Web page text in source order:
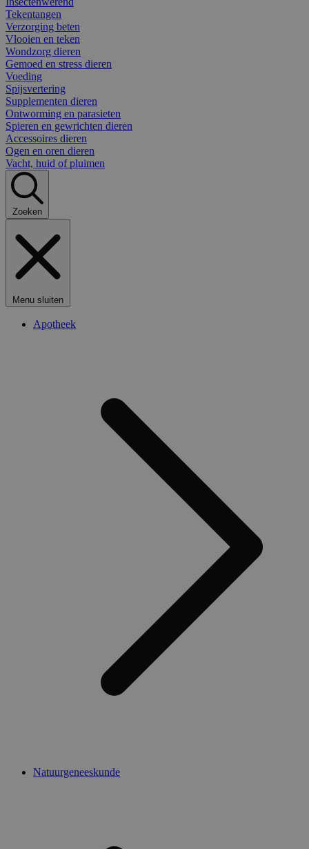
Tekentangen
Verzorging beten
Vlooien en teken
Wondzorg dieren
Gemoed en stress dieren
Voeding
Spijsvertering
Supplementen dieren
Ontworming en parasieten
Spieren en gewrichten dieren
Accessoires dieren
Ogen en oren dieren
Vacht, huid of pluimen
Zoeken
Menu sluiten
Apotheek
Natuurgeneeskunde